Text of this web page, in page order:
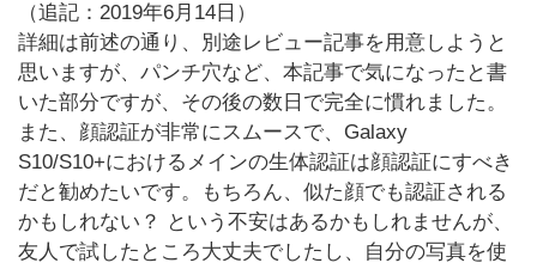
（追記：2019年6月14日）
詳細は前述の通り、別途レビュー記事を用意しようと
思いますが、パンチ穴など、本記事で気になったと書
いた部分ですが、その後の数日で完全に慣れました。
また、顔認証が非常にスムースで、Galaxy
S10/S10+におけるメインの生体認証は顔認証にすべき
だと勧めたいです。もちろん、似た顔でも認証される
かもしれない？ という不安はあるかもしれませんが、
友人で試したところ大丈夫でしたし、自分の写真を使